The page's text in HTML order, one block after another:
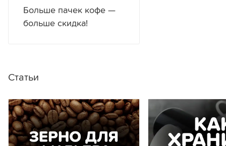
Больше пачек кофе —
больше скидка!
Статьи